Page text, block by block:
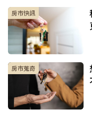
房市快訊
房市蒐奇